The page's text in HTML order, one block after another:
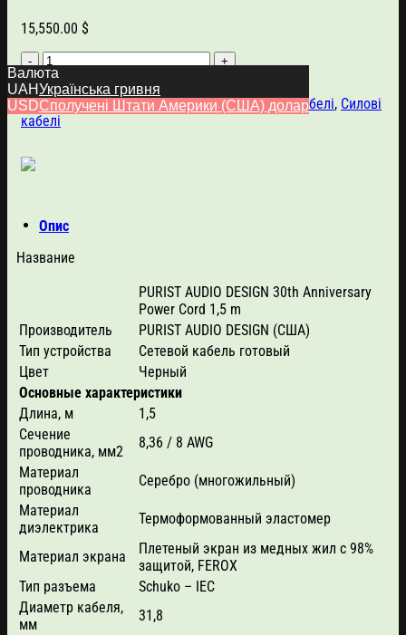
15,550.00 $
Purist
Audio
Design
30th
Anniversary
Додати в кошик
Артикул:4942 Категорії:Purist Audio Design,Кабелі, Силові
кабелі
Опис
Название
PURIST AUDIO DESIGN 30th Anniversary
Power Cord 1,5 m
Производитель
PURIST AUDIO DESIGN (США)
Тип устройства
Сетевой кабель готовый
Цвет
Черный
Основные характеристики
Длина, м
1,5
Сечение
проводника, мм2
8,36 / 8 AWG
Материал
проводника
Серебро (многожильный)
Материал
диэлектрика
Термоформованный эластомер
Материал экрана
Плетеный экран из медных жил с 98%
защитой, FEROX
Тип разъема
Schuko – IEC
Диаметр кабеля,
мм
31,8
Валюта
UAHУкраїнська гривня
USDСполучені Штати Америки (США) долар